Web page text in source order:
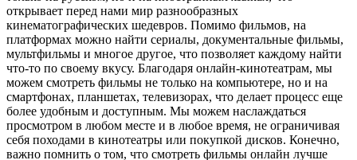
открывает перед нами мир разнообразных
кинематографических шедевров. Помимо фильмов, на
платформах можно найти сериалы, документальные фильмы,
мультфильмы и многое другое, что позволяет каждому найти
что-то по своему вкусу. Благодаря онлайн-кинотеатрам, мы
можем смотреть фильмы не только на компьютере, но и на
смартфонах, планшетах, телевизорах, что делает процесс еще
более удобным и доступным. Мы можем наслаждаться
просмотром в любом месте и в любое время, не ограничивая
себя походами в кинотеатры или покупкой дисков. Конечно,
важно помнить о том, что смотреть фильмы онлайн лучше